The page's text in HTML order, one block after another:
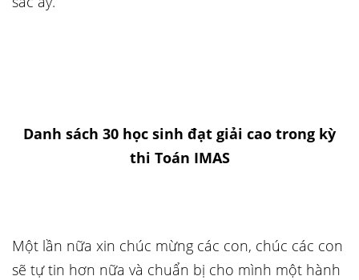
Danh sách 30 học sinh đạt giải cao trong kỳ
thi Toán IMAS
Một lần nữa xin chúc mừng các con, chúc các con
sẽ tự tin hơn nữa và chuẩn bị cho mình một hành